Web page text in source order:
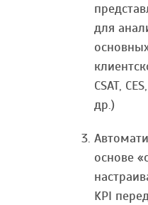
для
CSAT,
др.)
основе
KPI